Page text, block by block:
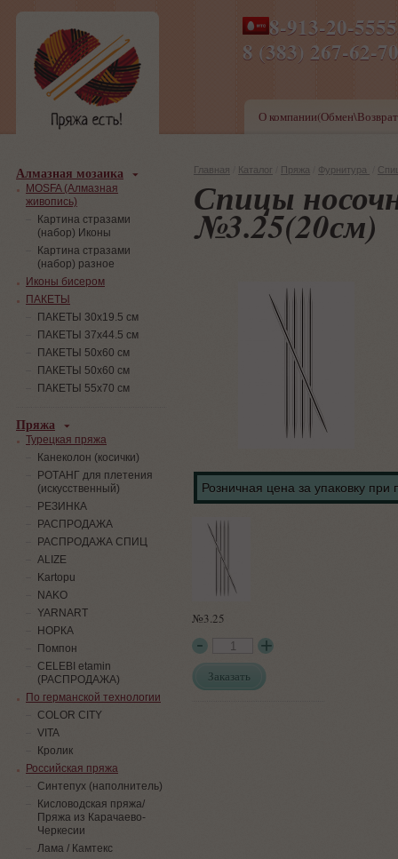
8-913-20-
8 (383) 267-
ПН-ПТ 8-17,СБ-ВС 9-
О
Главная Каталог Пряжа Фурнитура
Спицы
№3.25(20см)
Розничная цена за упаковку при
№3.25
Заказать
Алмазная мозаика
MOSFA (Алмазная
живопись)
Картина стразами
(набор) Иконы
Картина стразами
(набор) разное
Иконы бисером
ПАКЕТЫ
ПАКЕТЫ 30х19.5 см
ПАКЕТЫ 37х44.5 см
ПАКЕТЫ 50х60 см
ПАКЕТЫ 50х60 см
ПАКЕТЫ 55х70 см
Пряжа
Турецкая пряжа
Канеколон (косички)
РОТАНГ для плетения
(искусственный)
PЕЗИНКА
РАСПРОДАЖА
РАСПРОДАЖА СПИЦ
ALIZE
Kartopu
NAKO
YARNART
НОРКА
Помпон
СELEBI etamin
(РАСПРОДАЖА)
По германской технологии
COLOR CITY
VITA
Кролик
Российская пряжа
Синтепух (наполнитель)
Кисловодская пряжа/
Пряжа из Карачаево-
Черкесии
Лама / Камтекс